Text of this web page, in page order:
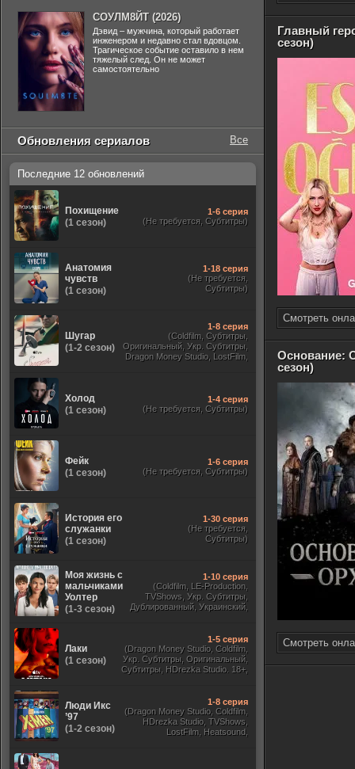
Главный
сезон)
Смотреть
Основание:
сезон)
Смотреть
СОУЛМ8ЙТ (2026)
Дэвид – мужчина, который работает
инженером и недавно стал вдовцом.
Трагическое событие оставило в нем
тяжелый след. Он не может
самостоятельно
Обновления сериалов Все
Последние 12 обновлений
Похищение
(1 сезон)
1-6 серия
(Не требуется, Субтитры)
Анатомия
чувств
(1 сезон)
1-18 серия
(Не требуется,
Субтитры)
Шугар
(1-2 сезон)
1-8 серия
(Coldfilm, Субтитры,
Оригинальный, Укр. Субтитры,
Dragon Money Studio, LostFilm,
Jaskier)
Холод
(1 сезон)
1-4 серия
(Не требуется, Субтитры)
Фейк
(1 сезон)
1-6 серия
(Не требуется, Субтитры)
История его
служанки
(1 сезон)
1-30 серия
(Не требуется,
Субтитры)
Моя жизнь с
мальчиками
Уолтер
(1-3 сезон)
1-10 серия
(Coldfilm, LE-Production,
TVShows, Укр. Субтитры,
Дублированный, Украинский,
Лаки
(1 сезон)
1-5 серия
(Dragon Money Studio, Coldfilm,
Укр. Субтитры, Оригинальный,
Субтитры, HDrezka Studio. 18+,
Люди Икс
’97
(1-2 сезон)
1-8 серия
(Dragon Money Studio, Coldfilm,
HDrezka Studio, TVShows,
LostFilm, Heatsound,